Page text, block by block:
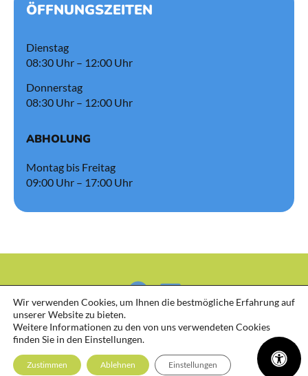
ÖFFNUNGSZEITEN
Dienstag
08:30 Uhr – 12:00 Uhr
Donnerstag
08:30 Uhr – 12:00 Uhr
ABHOLUNG
Montag bis Freitag
09:00 Uhr – 17:00 Uhr
Wir verwenden Cookies, um Ihnen die bestmögliche Erfahrung auf
unserer Website zu bieten.
Weitere Informationen zu den von uns verwendeten Cookies
finden Sie in den Einstellungen.
Zustimmen Ablehnen Einstellungen